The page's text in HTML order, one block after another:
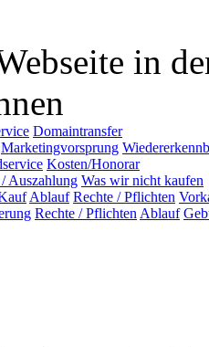
in
Domaintransfer
Marketingvorsprung
Kosten/Honorar
Auszahlung Was wir nicht kaufen
Ablauf Rechte / Pflichten
Rechte / Pflichten Ablauf